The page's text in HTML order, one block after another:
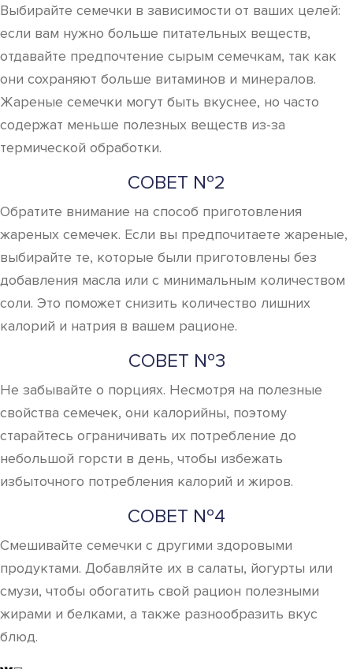
Выбирайте семечки в зависимости от ваших целей:
если вам нужно больше питательных веществ,
отдавайте предпочтение сырым семечкам, так как
они сохраняют больше витаминов и минералов.
Жареные семечки могут быть вкуснее, но часто
содержат меньше полезных веществ из-за
термической обработки.
СОВЕТ №2
Обратите внимание на способ приготовления
жареных семечек. Если вы предпочитаете жареные,
выбирайте те, которые были приготовлены без
добавления масла или с минимальным количеством
соли. Это поможет снизить количество лишних
калорий и натрия в вашем рационе.
СОВЕТ №3
Не забывайте о порциях. Несмотря на полезные
свойства семечек, они калорийны, поэтому
старайтесь ограничивать их потребление до
небольшой горсти в день, чтобы избежать
избыточного потребления калорий и жиров.
СОВЕТ №4
Смешивайте семечки с другими здоровыми
продуктами. Добавляйте их в салаты, йогурты или
смузи, чтобы обогатить свой рацион полезными
жирами и белками, а также разнообразить вкус
блюд.